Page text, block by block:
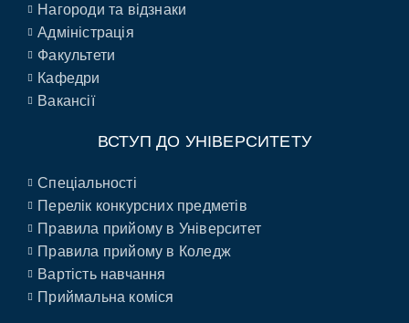
Нагороди та відзнаки
Адміністрація
Факультети
Кафедри
Вакансії
ВСТУП ДО УНІВЕРСИТЕТУ
Спеціальності
Перелік конкурсних предметів
Правила прийому в Університет
Правила прийому в Коледж
Вартість навчання
Приймальна коміся